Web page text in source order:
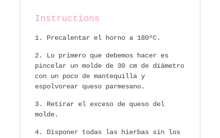
Instructions
Precalentar el horno a 180ºC.
Lo primero que debemos hacer es
pincelar un molde de 30 cm de diámetro
con un poco de mantequilla y
espolvorear queso parmesano.
Retirar el exceso de queso del
molde.
Disponer todas las hierbas sin los